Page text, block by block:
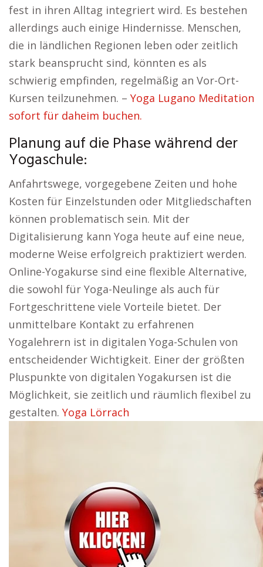
fest in ihren Alltag integriert wird. Es bestehen
allerdings auch einige Hindernisse. Menschen,
die in ländlichen Regionen leben oder zeitlich
stark beansprucht sind, könnten es als
schwierig empfinden, regelmäßig an Vor-Ort-
Kursen teilzunehmen. – Yoga Lugano Meditation
sofort für daheim buchen.
Planung auf die Phase während der
Yogaschule:
Anfahrtswege, vorgegebene Zeiten und hohe
Kosten für Einzelstunden oder Mitgliedschaften
können problematisch sein. Mit der
Digitalisierung kann Yoga heute auf eine neue,
moderne Weise erfolgreich praktiziert werden.
Online-Yogakurse sind eine flexible Alternative,
die sowohl für Yoga-Neulinge als auch für
Fortgeschrittene viele Vorteile bietet. Der
unmittelbare Kontakt zu erfahrenen
Yogalehrern ist in digitalen Yoga-Schulen von
entscheidender Wichtigkeit. Einer der größten
Pluspunkte von digitalen Yogakursen ist die
Möglichkeit, sie zeitlich und räumlich flexibel zu
gestalten. Yoga Lörrach